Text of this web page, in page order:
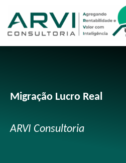
Migração Lucro Real
ARVI Consultoria